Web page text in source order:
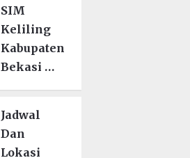
SIM
Keliling
Kabupaten
Bekasi …
Jadwal
Dan
Lokasi